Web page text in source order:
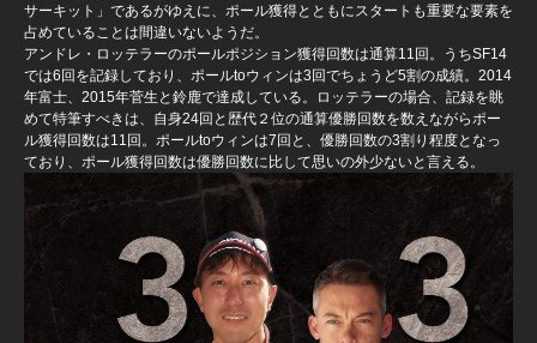
サーキット」であるがゆえに、ポール獲得とともにスタートも重要な要素を
占めていることは間違いないようだ。
アンドレ・ロッテラーのポールポジション獲得回数は通算11回。うちSF14
では6回を記録しており、ポールtoウィンは3回でちょうど5割の成績。2014
年富士、2015年菅生と鈴鹿で達成している。ロッテラーの場合、記録を眺
めて特筆すべきは、自身24回と歴代２位の通算優勝回数を数えながらポー
ル獲得回数は11回。ポールtoウィンは7回と、優勝回数の3割り程度となっ
ており、ポール獲得回数は優勝回数に比して思いの外少ないと言える。